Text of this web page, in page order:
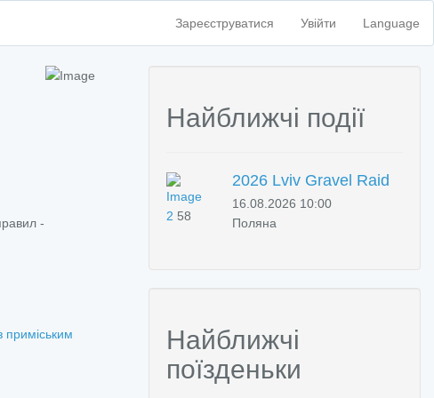
Language
Зареєструватися Увійти
-
приміським
Найближчі події
2 58
2026 Lviv Gravel Raid
16.08.2026 10:00
Поляна
Найближчі
поїзденьки